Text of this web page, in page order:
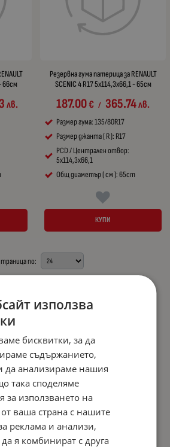
66см
лв.
Резервна гума патерица за RENAULT
SCENIC 4 R17 5x114,3x66,1 - 65см
187.00€ / 365.74лв.
Размер гума: 135/80R17
Размер джанта ( R ): R17
PCD / Централен отвор:
5x114,3x66,1
Общ диаметър ( см ): 65cm
КУПИ
по:
използва
бисквитки, за да
съдържанието,
да анализираме нашия
така споделяме
за използването на
ваша страна с нашите
реклама и анализи,
я комбинират с друга